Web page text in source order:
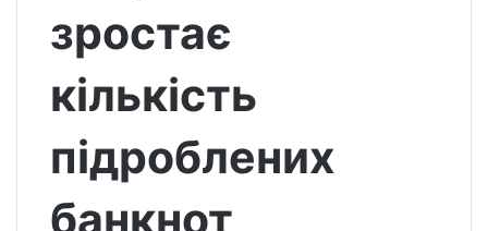
зростає
кількість
підроблених
банкнот